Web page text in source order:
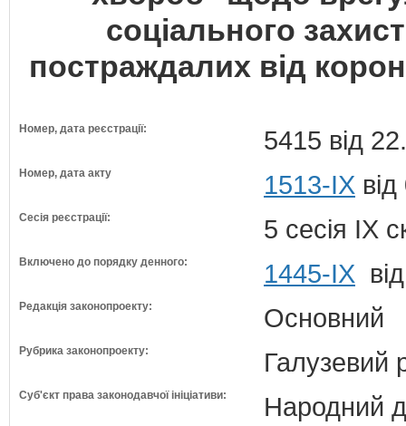
соціального
постраждалих від
Номер, дата реєстрації: 5415 від
Номер, дата акту 1513-IX
Сесія реєстрації: 5 сесія IX
Включено до порядку денного: 1445-ІХ
Редакція законопроекту: Основний
Рубрика законопроекту: Галузевий
Суб'єкт права законодавчої ініціативи: Народний